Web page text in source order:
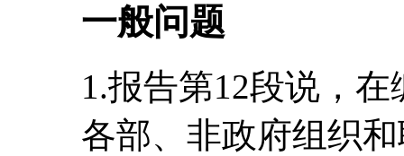
一般问题
1.报告第12段说，
各部、非政府组织